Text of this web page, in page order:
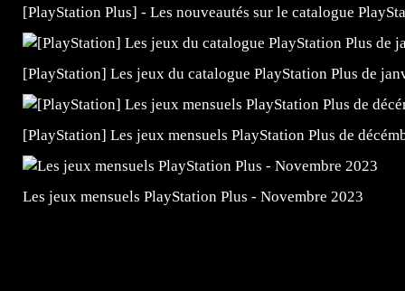
[PlayStation Plus] - Les nouveautés sur le catalogue
[PlayStation] Les jeux du catalogue PlayStation Plus de
[PlayStation] Les jeux mensuels PlayStation Plus de
Les jeux mensuels PlayStation Plus - Novembre 2023